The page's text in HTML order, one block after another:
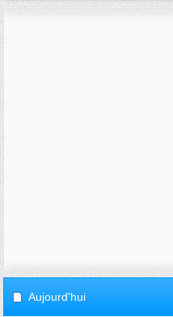
Aujourd'hui